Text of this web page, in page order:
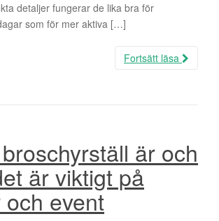
detaljer fungerar de lika bra för
som för mer aktiva […]
Fortsätt läsa
är och
är viktigt på
event